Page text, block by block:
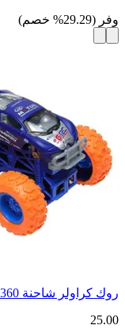
وفر (
29.29
% خصم)
روك كراولر شاحنة 360 ستانت مونستر
25.00